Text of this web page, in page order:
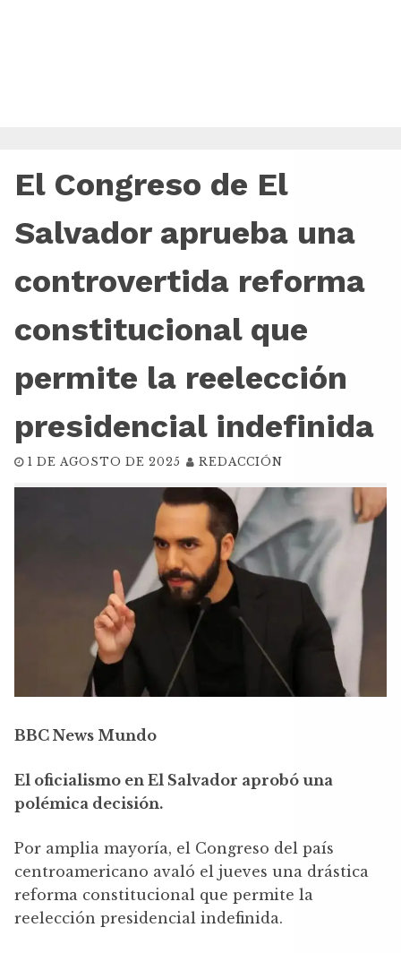
El Congreso de El
Salvador aprueba una
controvertida reforma
constitucional que
permite la reelección
presidencial indefinida
1 DE AGOSTO DE 2025 REDACCIÓN
BBC News Mundo
El oficialismo en El Salvador aprobó una
polémica decisión.
Por amplia mayoría, el Congreso del país
centroamericano avaló el jueves una drástica
reforma constitucional que permite la
reelección presidencial indefinida.